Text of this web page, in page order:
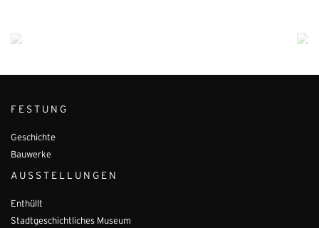
FESTUNG
Geschichte
Bauwerke
AUSSTELLUNGEN
Enthüllt
Stadtgeschichtliches Museum